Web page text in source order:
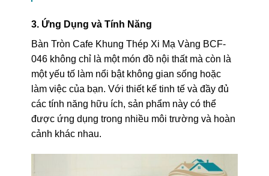
3. Ứng Dụng và Tính Năng
Bàn Tròn Cafe Khung Thép Xi Mạ Vàng BCF-
046 không chỉ là một món đồ nội thất mà còn là
một yếu tố làm nổi bật không gian sống hoặc
làm việc của bạn. Với thiết kế tinh tế và đầy đủ
các tính năng hữu ích, sản phẩm này có thể
được ứng dụng trong nhiều môi trường và hoàn
cảnh khác nhau.